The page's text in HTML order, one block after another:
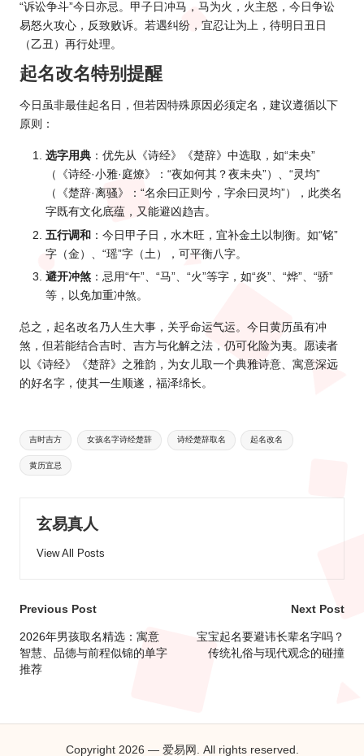
“诉讼争斗”今日亦忌。甲子日冲马，马为火，火主怒，今日争讼
易怒火攻心，反致败诉。若遇纠纷，宜忍让为上，待明日丑日
（乙丑）再行处理。
起名改名特别提醒
今日虽非最佳起名日，但若因特殊原因必须定名，建议遵循以下
原则：
选字用典 ：优先从《诗经》《楚辞》中选取，如“未央”
（《诗经·小雅·庭燎》：“夜如何其？夜未央”）、“灵均”
（《楚辞·离骚》：“名余曰正则兮，字余曰灵均”），此类名
字既有文化底蕴，又能避凶趋吉。
五行调和 ：今日甲子日，水木旺，宜补金土以制衡。如“铭”
字（金）、“瑶”字（土），可平衡八字。
避开冲煞 ：忌用“午”、“马”、“火”等字，如“炎”、“烨”、“骄”
等，以免加重冲煞。
总之，起名改名乃人生大事，关乎命运气运。今日黄历虽有冲
煞，但若能结合吉时、吉方与化解之法，仍可化险为夷。愿读者
以《诗经》《楚辞》之雅韵，为女儿取一个典雅诗意、寓意深远
的好名字，使其一生顺遂，福泽绵长。
Tags:
吉时吉方 女孩名字诗经楚辞 诗经楚辞取名 起名改名
黄历宜忌
玄易真人
View All Posts
Post
navigation
Previous Post
2026年男孩取名精选：寓意
智慧、品德与前程似锦的单字
推荐
Next Post
宝宝起名要避讳长辈名字吗？
传统礼俗与现代观念的碰撞
Copyright 2026 — 爱易网. All rights reserved.